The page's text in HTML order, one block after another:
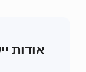
אודות